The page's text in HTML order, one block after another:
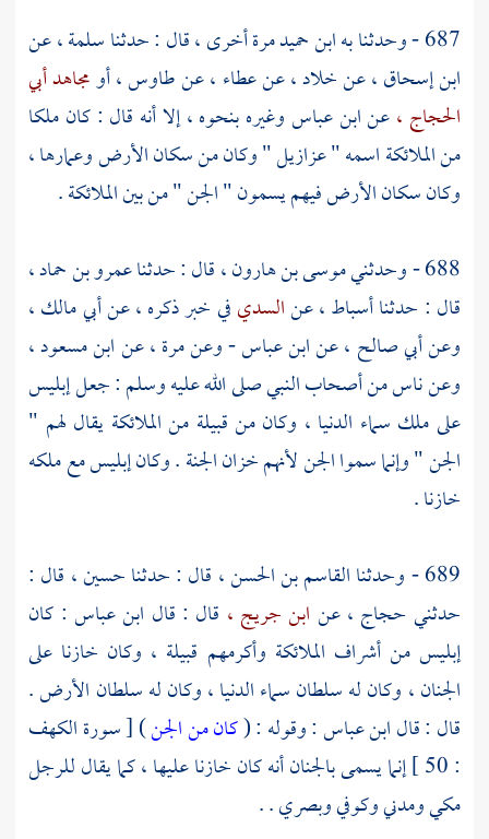
687 - وحدثنا به
ابن حميدمرة أخرى ، قال : حدثناسلمة ،عن
ابن إسحاق ،عنخلاد ،عنعطاء ،عنطاوس ،أومجاهد أبي
الحجاج ،عنابن عباسوغيره بنحوه ، إلا أنه قال : كان ملكا
من الملائكة اسمه " عزازيل " وكان من سكان الأرض وعمارها ،
وكان سكان الأرض فيهم يسمون " الجن " من بين الملائكة .
688 - وحدثني
موسى بن هارون ،قال : حدثناعمرو بن حماد ،
قال : حدثناأسباط ،عنالسديفي خبر ذكره ، عنأبي مالك ،
وعنأبي صالح ،عنابن عباس- وعنمرة ،عنابن مسعود،
وعن ناس من أصحاب النبي صلى الله عليه وسلم : جعل إبليس
على ملك سماء الدنيا ، وكان من قبيلة من الملائكة يقال لهم "
الجن " وإنما سموا الجن لأنهم خزان الجنة . وكان إبليس مع ملكه
خازنا .
689 - وحدثنا
القاسم بن الحسن ، قال : حدثناحسين ، قال :
حدثني حجاج ،عن ابن جريج ، قال : قال ابن عباس : كان
إبليس من أشراف الملائكة وأكرمهم قبيلة ، وكان خازنا على
الجنان ، وكان له سلطان سماء الدنيا ، وكان له سلطان الأرض .
قال : قالابن عباس: وقوله : (كان من الجن) [ سورة الكهف
: 50 ] إنما يسمى بالجنان أنه كان خازنا عليها ، كما يقال للرجل
مكي ومدني وكوفي وبصري . .